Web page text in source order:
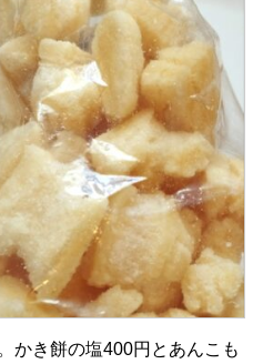
かき餅の塩400円とあんこも